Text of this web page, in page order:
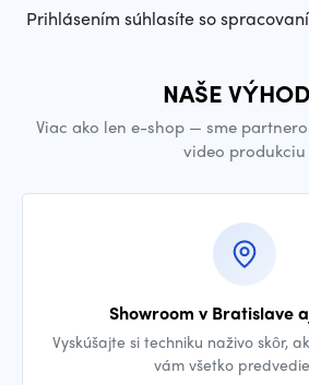
Prihlásením súhlasíte so
NAŠE
Viac ako len e-shop — sme
video produkciu
Showroom v Bratislave
Vyskúšajte si techniku naživo skôr,
vám všetko